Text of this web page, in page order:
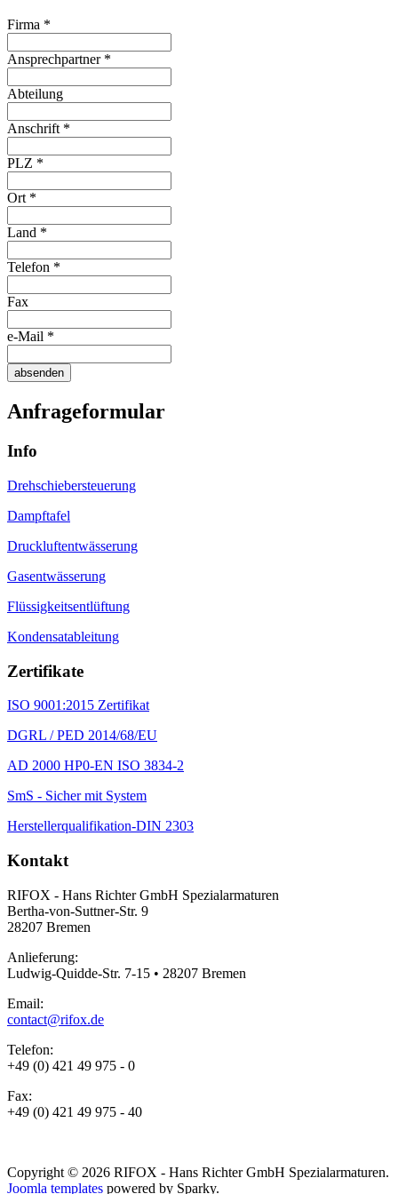
Firma *
Ansprechpartner *
Abteilung
Anschrift *
PLZ *
Ort *
Land *
Telefon *
Fax
e-Mail *
absenden
Anfrageformular
Info
Drehschiebersteuerung
Dampftafel
Druckluftentwässerung
Gasentwässerung
Flüssigkeitsentlüftung
Kondensatableitung
Zertifikate
ISO 9001:2015 Zertifikat
DGRL / PED 2014/68/EU
AD 2000 HP0-EN ISO 3834-2
SmS - Sicher mit System
Herstellerqualifikation-DIN 2303
Kontakt
RIFOX - Hans Richter GmbH Spezialarmaturen
Bertha-von-Suttner-Str. 9
28207 Bremen
Anlieferung:
Ludwig-Quidde-Str. 7-15 • 28207 Bremen
Email:
contact@rifox.de
Telefon:
+49 (0) 421 49 975 - 0
Fax:
+49 (0) 421 49 975 - 40
Copyright © 2026 RIFOX - Hans Richter GmbH Spezialarmaturen.
Joomla templates powered by Sparky.